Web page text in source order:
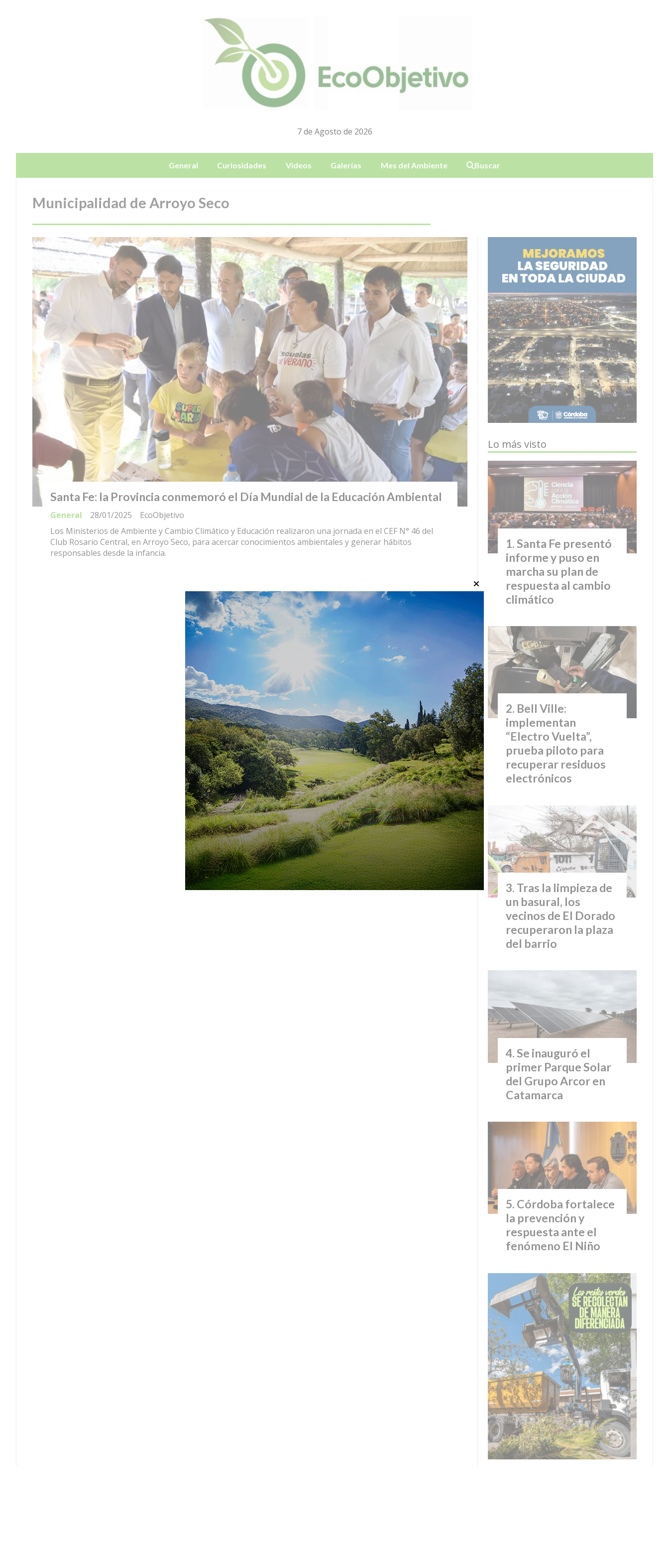
7 de Agosto de 2026
General Curiosidades Videos Galerías Mes del Ambiente Buscar
Municipalidad de Arroyo Seco
Santa Fe: la Provincia conmemoró el Día Mundial de la Educación Ambiental
EcoObjetivo
General
28/01/2025
Los Ministerios de Ambiente y Cambio Climático y Educación realizaron una jornada en el CEF N° 46 del
Club Rosario Central, en Arroyo Seco, para acercar conocimientos ambientales y generar hábitos
responsables desde la infancia.
Lo más visto
Santa Fe presentó
informe y puso en
marcha su plan de
respuesta al cambio
climático
Bell Ville:
implementan
“Electro Vuelta”,
prueba piloto para
recuperar residuos
electrónicos
Tras la limpieza de
un basural, los
vecinos de El Dorado
recuperaron la plaza
del barrio
Se inauguró el
primer Parque Solar
del Grupo Arcor en
Catamarca
Córdoba fortalece
la prevención y
respuesta ante el
fenómeno El Niño